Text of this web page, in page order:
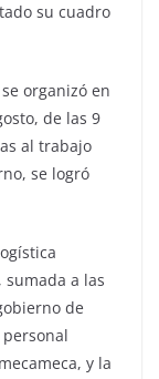
su cuadro
organizó en
de las 9
al trabajo
se logró
a las
de
y la